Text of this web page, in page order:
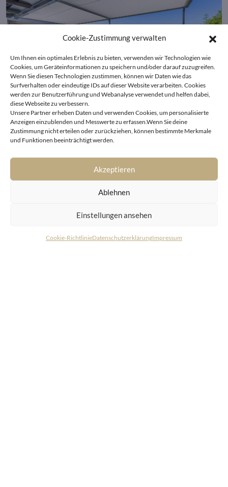
Cookie-Zustimmung verwalten
Um Ihnen ein optimales Erlebnis zu bieten, verwenden wir Technologien wie
Cookies, um Geräteinformationen zu speichern und/oder darauf zuzugreifen.
Wenn Sie diesen Technologien zustimmen, können wir Daten wie das
Surfverhalten oder eindeutige IDs auf dieser Website verarbeiten. Cookies
werden zur Benutzerführung und Webanalyse verwendet und helfen dabei,
diese Webseite zu verbessern.
Unsere Partner erheben Daten und verwenden Cookies, um personalisierte
Anzeigen einzublenden und Messwerte zu erfassen.Wenn Sie deine
Zustimmung nicht erteilen oder zurückziehen, können bestimmte Merkmale
und Funktionen beeinträchtigt werden.
Akzeptieren
Ablehnen
Einstellungen ansehen
Cookie-RichtlinieDatenschutzerklärungImpressum
Pörtschach